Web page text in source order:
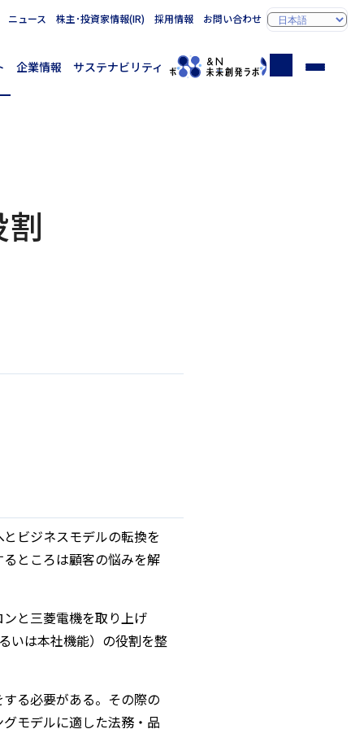
企業情報 サステナビリティ
ニュース 株主･投資家情報(IR) 採用情報 お問い合わせ
ビジネスモデルの転換を
ところは顧客の悩みを解
と三菱電機を取り上げ
いは本社機能）の役割を整
る必要がある。その際の
モデルに適した法務・品